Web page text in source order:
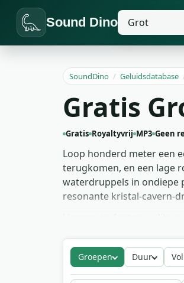
Sound Dino
SoundDino / Geluidsdatabase
Gratis
Gratis Royaltyvrij MP3 Geen
Loop honderd meter een
terugkomen, en een lage
waterdruppels in ondiepe
resonante kristal-cavern-
draaien zonder
Pak elke van de
Groepen Duur